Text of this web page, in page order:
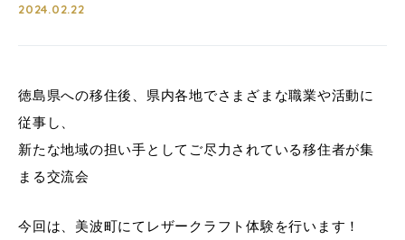
2024.02.22
徳島県への移住後、県内各地でさまざまな職業や活動に
従事し、
新たな地域の担い手としてご尽力されている移住者が集
まる交流会
今回は、美波町にてレザークラフト体験を行います！